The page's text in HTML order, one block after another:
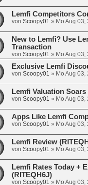
Lemfi Competitors
von Scoopy01 » Mo Aug 03,
New to Lemfi? Use
Transaction
von Scoopy01 » Mo Aug 03,
Exclusive Lemfi
von Scoopy01 » Mo Aug 03,
Lemfi Valuation
von Scoopy01 » Mo Aug 03,
Apps Like Lemfi
von Scoopy01 » Mo Aug 03,
Lemfi Review
von Scoopy01 » Mo Aug 03,
Lemfi Rates Today +
(RITEQH6J)
von Scoopy01 » Mo Aug 03,